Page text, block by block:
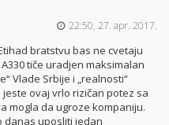
22:50, 27. apr. 2017.
bratstvu bas ne cvetaju
tiče uradjen maksimalan
Vlade Srbije i „realnosti“
ovaj vrlo rizičan potez sa
mogla da ugroze kompaniju.
danas uposliti jedan